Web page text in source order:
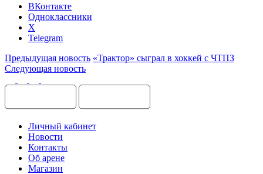
ВКонтакте
Одноклассники
X
Telegram
Предыдущая новость «Трактор» сыграл в хоккей с ЧТПЗ
Следующая новость
Личный кабинет
Новости
Контакты
Об арене
Магазин